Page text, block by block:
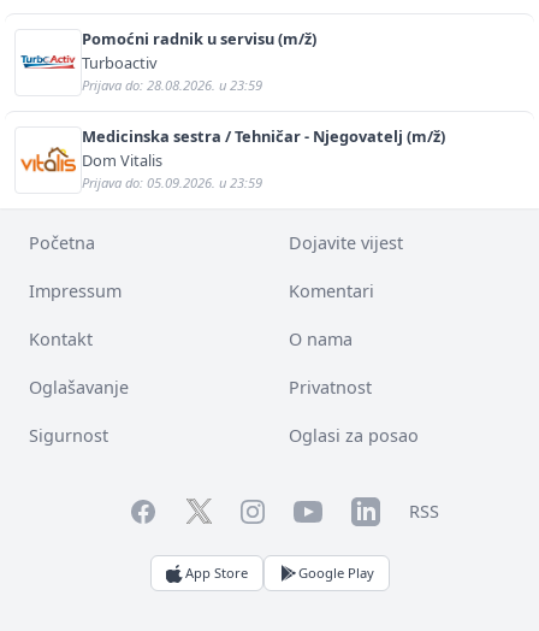
Pomoćni radnik u servisu (m/ž)
Turboactiv
Prijava do: 28.08.2026. u 23:59
Medicinska sestra / Tehničar - Njegovatelj (m/ž)
Dom Vitalis
Prijava do: 05.09.2026. u 23:59
Početna Dojavite vijest
Impressum Komentari
Kontakt O nama
Oglašavanje Privatnost
Sigurnost Oglasi za posao
FacebookTwitterInstagramYouTubeLinkedInRSS
App Store Google Play